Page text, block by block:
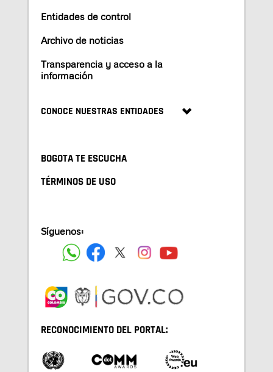
Entidades de control
Archivo de noticias
Transparencia y acceso a la
información
CONOCE NUESTRAS ENTIDADES
BOGOTA TE ESCUCHA
TÉRMINOS DE USO
Síguenos:
RECONOCIMIENTO DEL PORTAL: